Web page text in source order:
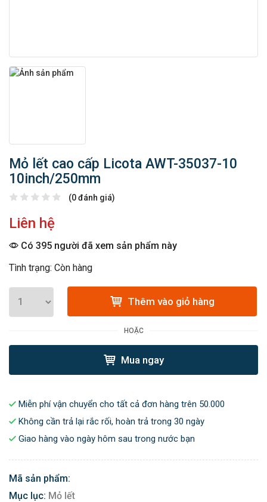
Mỏ lết cao cấp Licota AWT-35037-10
10inch/250mm
(0 đánh giá)
Liên hệ
Có 395 người đã xem sản phẩm này
Tình trạng: Còn hàng
Thêm vào giỏ hàng
HOẶC
Mua ngay
Miễn phí vận chuyển cho tất cả đơn hàng trên 50.000
Không cần trả lại rắc rối, hoàn trả trong 30 ngày
Giao hàng vào ngày hôm sau trong nước bạn
Mã sản phẩm:
Mục lục: Mỏ lết